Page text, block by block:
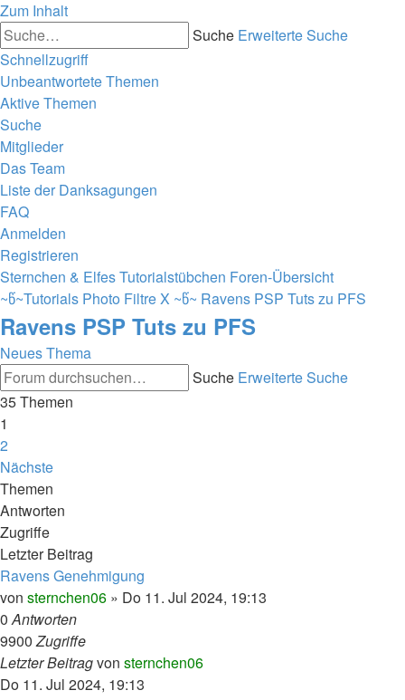
Zum Inhalt
Suche Erweiterte Suche
Schnellzugriff
Unbeantwortete Themen
Aktive Themen
Suche
Mitglieder
Das Team
Liste der Danksagungen
FAQ
Anmelden
Registrieren
Sternchen & Elfes Tutorialstübchen Foren-Übersicht
~წ~Tutorials Photo Filtre X ~წ~ Ravens PSP Tuts zu PFS
Ravens PSP Tuts zu PFS
Neues Thema
Suche Erweiterte Suche
35 Themen
1
2
Nächste
Themen
Antworten
Zugriffe
Letzter Beitrag
Ravens Genehmigung
von sternchen06 » Do 11. Jul 2024, 19:13
0Antworten
9900Zugriffe
Letzter Beitragvon sternchen06
Do 11. Jul 2024, 19:13